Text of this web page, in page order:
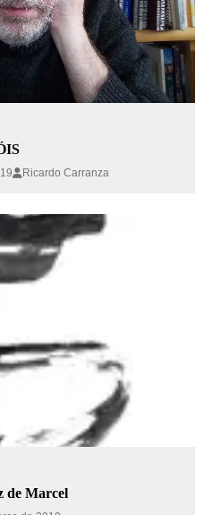
Ricardo Carranza
de Marcel